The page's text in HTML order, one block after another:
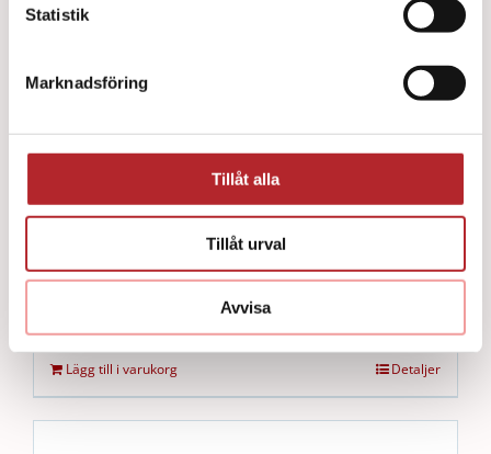
Statistik
Marknadsföring
Tillåt alla
Tillåt urval
Avvisa
3082kr
Lägg till i varukorg Detaljer